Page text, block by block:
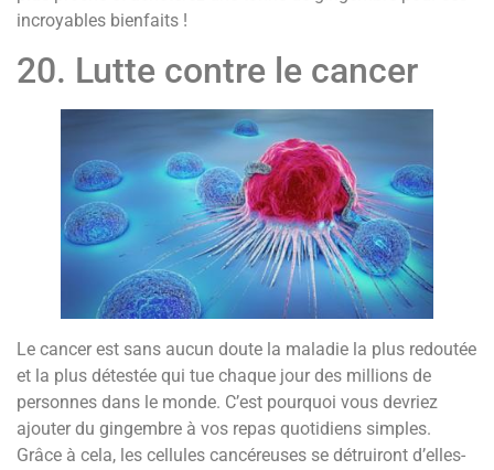
incroyables bienfaits !
20. Lutte contre le cancer
Le cancer est sans aucun doute la maladie la plus redoutée
et la plus détestée qui tue chaque jour des millions de
personnes dans le monde. C’est pourquoi vous devriez
ajouter du gingembre à vos repas quotidiens simples.
Grâce à cela, les cellules cancéreuses se détruiront d’elles-